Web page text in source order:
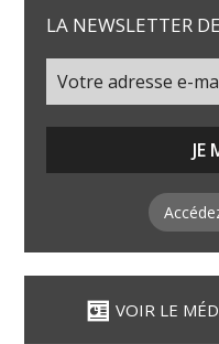
LA NEWSLETTER
VOIR LE